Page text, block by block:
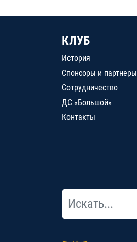
КЛУБ
История
Спонсоры и партнеры
Сотрудничество
ДС «Большой»
Контакты